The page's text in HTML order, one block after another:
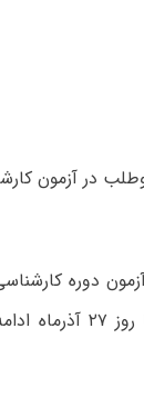
کرد: ثبت‌نام در این آزمون از